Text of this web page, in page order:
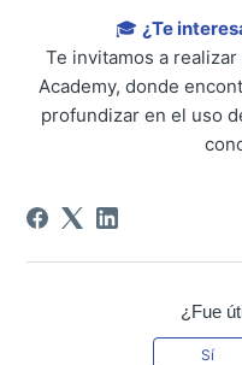
🎓 ¿Te
Te invitamos a
Academy, donde
profundizar en el uso
¿Fue
Sí